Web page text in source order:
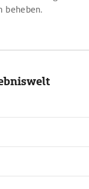
beheben.